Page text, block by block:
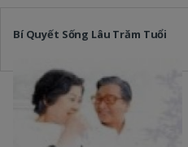
Bí Quyết Sống Lâu Trăm Tuổi